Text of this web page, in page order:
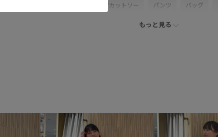
Tシャツ/カットソー パンツ バッグ
GAA04090
もっと見る